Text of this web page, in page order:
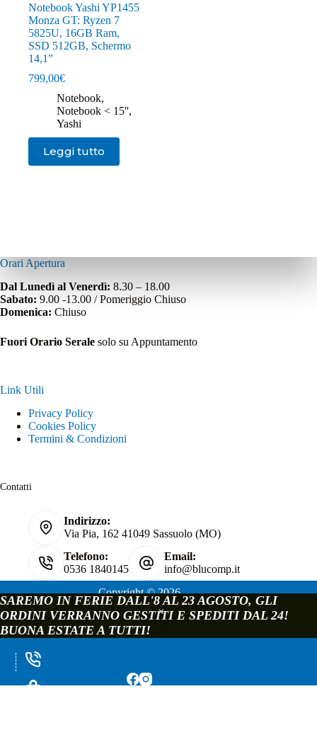
SAREMO IN FERIE DALL'8 AL 23 AGOSTO, GLI
ORDINI VERRANNO GESTITI E SPEDITI DAL 24!
BUONA ESTATE A TUTTI!
Notebook Yashi YP1455
Monza GT: Ryzen 7
5825U, 16GB Ram,
SSD 512GB, Schermo
14,1”
799,00€
Notebook,
Notebook < 15'',
Yashi
Leggi tutto
Orari Apertura
Dal Lunedì al Venerdì: 8.30 – 18.00
Sabato: 9.00 -13.00 / Pomeriggio Chiuso
Domenica: Chiuso
Fuori Orario Serale solo su Appuntamento
Link Utili
Privacy Policy
Cookies Policy
Termini & Condizioni
Contatti
Indirizzo:
Via Pia, 162 41049 Sassuolo (MO)
Telefono:
0536 1840145
Email:
info@blucomp.it
Copyright © 2026
Blucomp Snc di Padovani Matteo e c.
P.IVA e C.F. 02241070362
Via Pia, 162 - 41049 Sassuolo - Modena